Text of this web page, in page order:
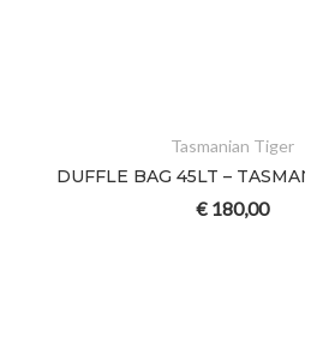
45LT – TASMANIAN TIGER